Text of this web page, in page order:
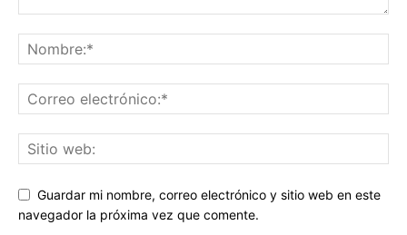
Guardar mi nombre, correo electrónico y sitio web en este
navegador la próxima vez que comente.